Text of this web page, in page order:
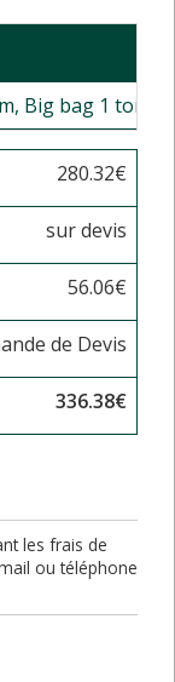
Big bag 1 tonne
280.32€
sur devis
56.06€
de Devis
336.38€
les frais de
ou téléphone